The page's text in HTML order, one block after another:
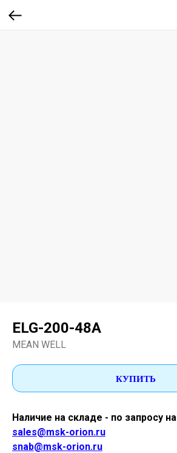
ELG-200-48A
MEAN WELL
КУПИТЬ
Наличие на складе - по запросу на
sales@msk-orion.ru
snab@msk-orion.ru